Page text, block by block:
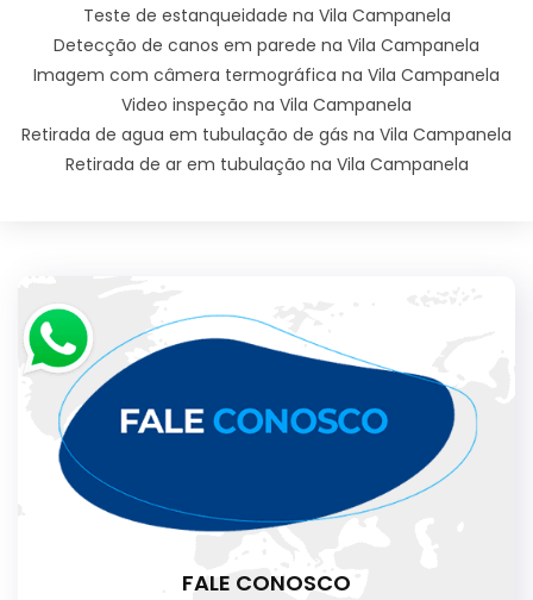
Teste de estanqueidade na Vila Campanela
Detecção de canos em parede na Vila Campanela
Imagem com câmera termográfica na Vila Campanela
Video inspeção na Vila Campanela
Retirada de agua em tubulação de gás na Vila Campanela
Retirada de ar em tubulação na Vila Campanela
FALE CONOSCO